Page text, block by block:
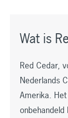
Wat is
Red Cedar,
Nederlands
Amerika.